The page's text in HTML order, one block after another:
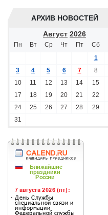
АРХИВ НОВОСТЕЙ
Август 2026
Пн Вт Ср Чт Пт Сб
1
3
4 5 6 7 8
10
11 12 13 14 15
17
18 19 20 21 22
24
25 26 27 28 29
31